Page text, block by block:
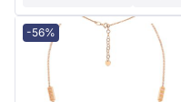
-56%